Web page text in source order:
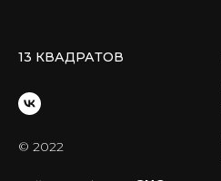
13 КВАДРАТОВ
© 2022